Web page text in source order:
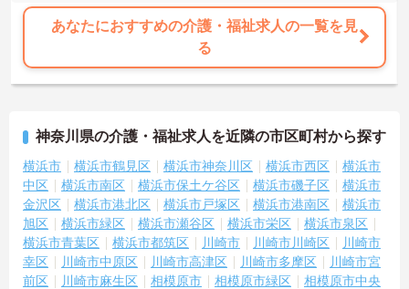
あなたにおすすめの介護・福祉求人の一覧を見
る
神奈川県の介護・福祉求人を近隣の市区町村から探す
横浜市 横浜市鶴見区 横浜市神奈川区 横浜市西区
横浜市
中区
横浜市南区 横浜市保土ケ谷区 横浜市磯子区
横浜市
金沢区
横浜市港北区 横浜市戸塚区 横浜市港南区
横浜市
旭区
横浜市緑区 横浜市瀬谷区 横浜市栄区
横浜市泉区
横浜市青葉区
横浜市都筑区 川崎市 川崎市川崎区
川崎市
幸区
川崎市中原区 川崎市高津区 川崎市多摩区
川崎市宮
前区
川崎市麻生区 相模原市 相模原市緑区
相模原市中央